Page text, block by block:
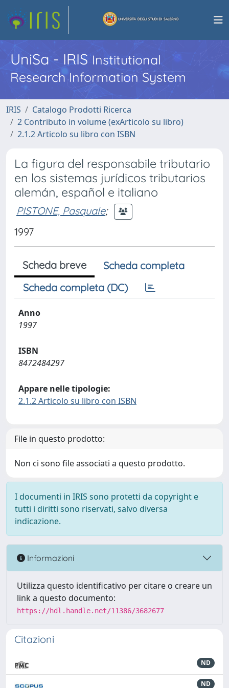
UniSa - IRISInstitutional
Research Information System
IRIS
Catalogo Prodotti Ricerca
2 Contributo in volume (exArticolo su libro)
2.1.2 Articolo su libro con ISBN
La figura del responsabile tributario
en los sistemas jurídicos tributarios
alemán, español e italiano
PISTONE, Pasquale;
1997
Scheda breve
Scheda completa
Scheda completa (DC)
Anno
1997
ISBN
8472484297
Appare nelle tipologie:
2.1.2 Articolo su libro con ISBN
File in questo prodotto:
Non ci sono file associati a questo prodotto.
I documenti in IRIS sono protetti da copyright e
tutti i diritti sono riservati, salvo diversa
indicazione.
Informazioni
Utilizza questo identificativo per citare o creare un
link a questo documento:
https://hdl.handle.net/11386/3682677
Citazioni
ND
ND